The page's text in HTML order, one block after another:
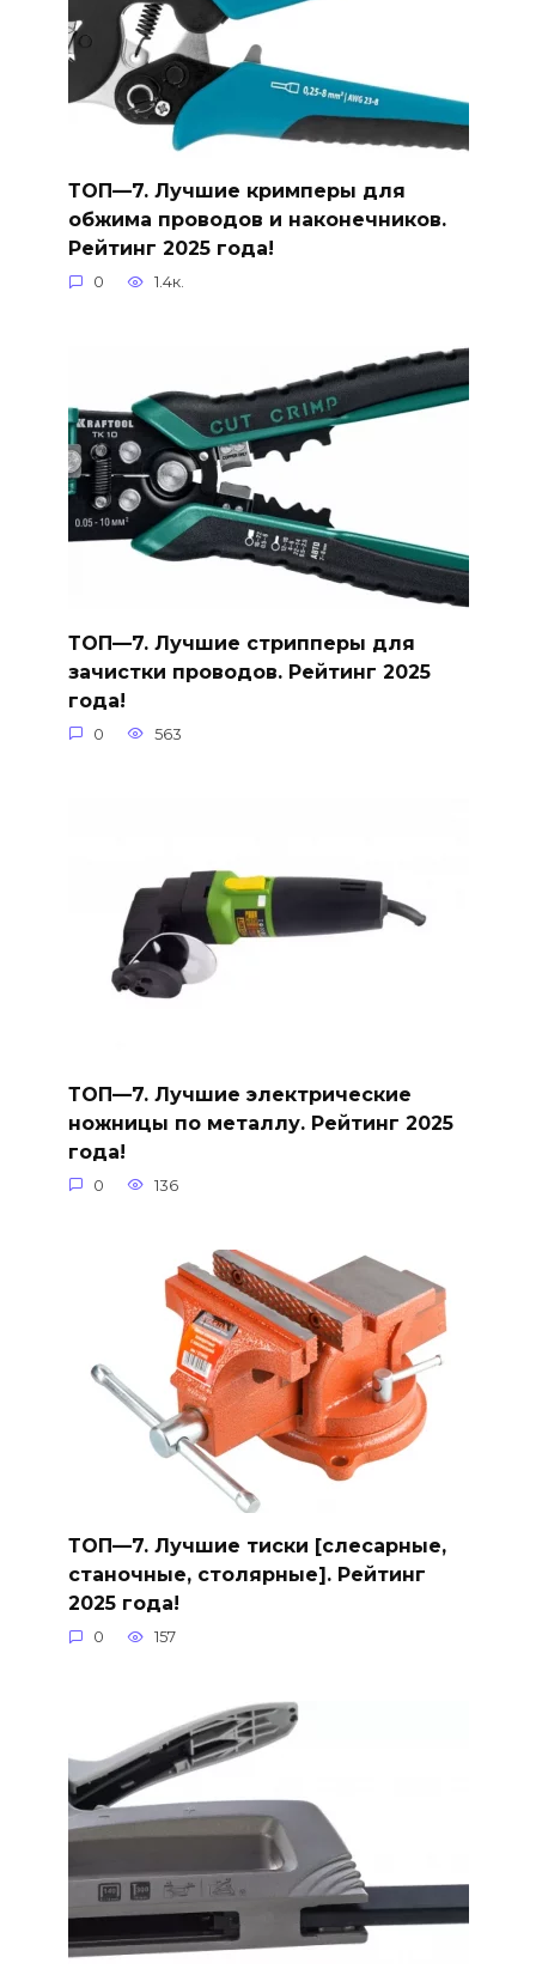
ТОП—7. Лучшие кримперы для
обжима проводов и наконечников.
Рейтинг 2025 года!
0 1.4к.
ТОП—7. Лучшие стрипперы для
зачистки проводов. Рейтинг 2025
года!
0 563
ТОП—7. Лучшие электрические
ножницы по металлу. Рейтинг 2025
года!
0 136
ТОП—7. Лучшие тиски [слесарные,
станочные, столярные]. Рейтинг
2025 года!
0 157